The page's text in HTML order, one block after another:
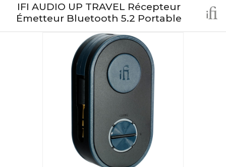
IFI AUDIO UP TRAVEL Récepteur
Émetteur Bluetooth 5.2 Portable